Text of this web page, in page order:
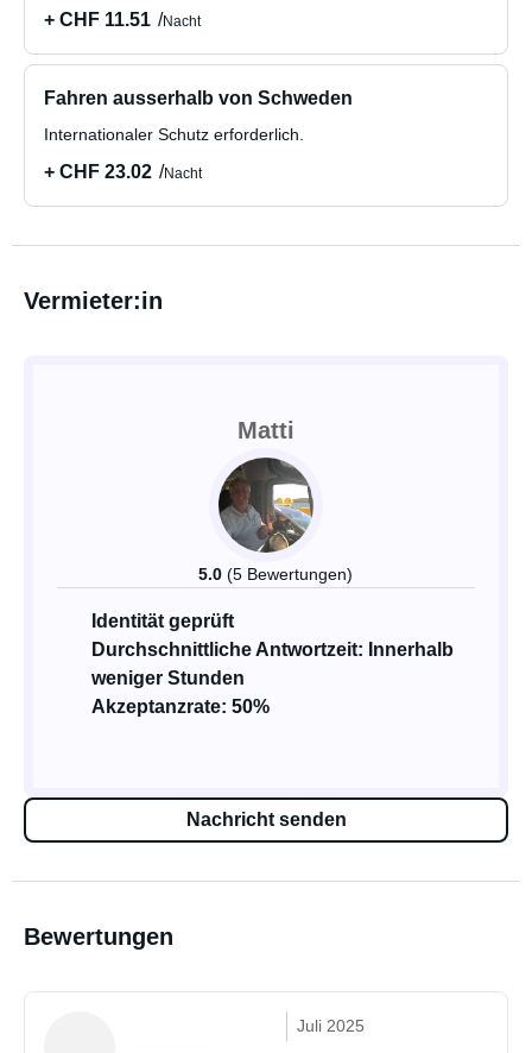
+ CHF 11.51 Nacht
Fahren ausserhalb von Schweden
Internationaler Schutz erforderlich.
+ CHF 23.02 Nacht
Vermieter:in
Matti
5.0 (5 Bewertungen)
Identität geprüft
Durchschnittliche Antwortzeit: Innerhalb
weniger Stunden
Akzeptanzrate: 50%
Nachricht senden
Bewertungen
Juli 2025